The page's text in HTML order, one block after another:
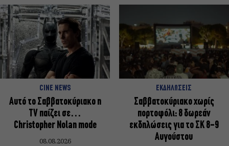
CINE NEWS
Αυτό το Σαββατοκύριακο η
TV παίζει σε…
Christopher Nolan mode
08.08.2026
ΕΚΔΗΛΩΣΕΙΣ
Σαββατοκύριακο χωρίς
πορτοφόλι: 8 δωρεάν
εκδηλώσεις για το ΣΚ 8-9
Αυγούστου